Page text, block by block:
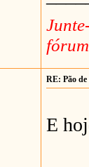
RE: Pão de
E